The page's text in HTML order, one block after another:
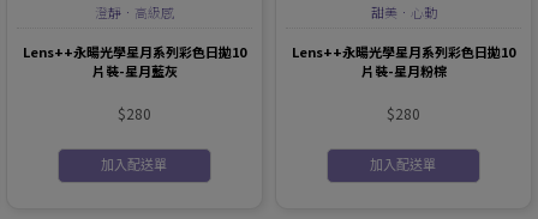
澄靜．高級感
Lens++永暘光學星月系列彩色日拋10
片裝-星月藍灰
$280
加入配送單
甜美．心動
Lens++永暘光學星月系列彩色日拋10
片裝-星月粉棕
$280
加入配送單